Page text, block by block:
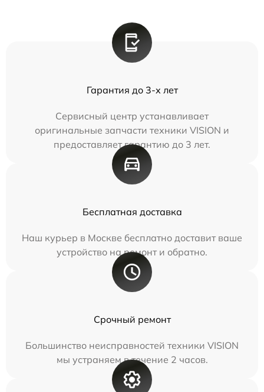
Гарантия до 3-х лет
Сервисный центр устанавливает
оригинальные запчасти техники VISION и
предоставляет гарантию до 3 лет.
Бесплатная доставка
Наш курьер в Москве бесплатно доставит ваше
устройство на ремонт и обратно.
Срочный ремонт
Большинство неисправностей техники VISION
мы устраняем в течение 2 часов.